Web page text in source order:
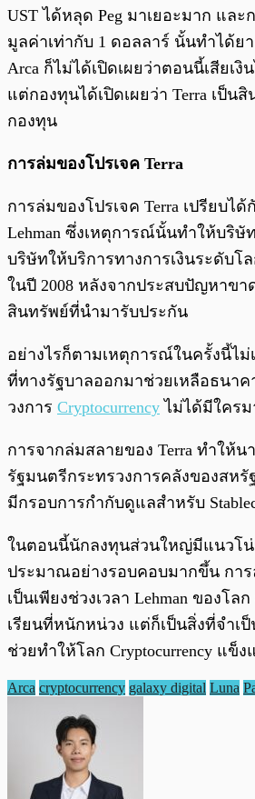
UST ได้หลุด Peg มาเยอะมาก และ
มูลค่าเท่ากับ 1 ดอลลาร์ นั้นทำได้ย
Arca ก็ไม่ได้เปิดเผยว่าตอนนี้เสียเงิ
แต่กองทุนได้เปิดเผยว่า Terra เป็น
กองทุน
การล่มของโปรเจค Terra
การล่มของโปรเจค Terra เปรียบไ
Lehman ซึ่งเหตุการณ์นั้นทำให้บริษัท
บริษัทให้บริการทางการเงินระดับโ
ในปี 2008 หลังจากประสบปัญหาข
สินทรัพย์ที่นำมารับประกัน
อย่างไรก็ตามเหตุการณ์ในครั้งนี้ไม่
ที่ทางรัฐบาลออกมาช่วยเหลือธนา
วงการ Cryptocurrency ไม่ได้มีใคร
การจากล่มสลายของ Terra ทำให้นา
รัฐมนตรีกระทรวงการคลังของสหรั
มีกรอบการกำกับดูแลสำหรับ
ในตอนนี้นักลงทุนส่วนใหญ่มีแนวโ
ประมาณอย่างรอบคอบมากขึ้น การ
เป็นเพียงช่วงเวลา Lehman ของโล
เรียนที่หนักหน่วง แต่ก็เป็นสิ่งที่จำเป็
ช่วยทำให้โลก Cryptocurrency แข็
Arca cryptocurrency galaxy digital Luna